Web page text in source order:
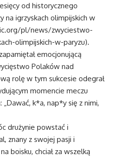
od historycznego
na igrzyskach olimpijskich w
pl/news/zwyciestwo-
olimpijskich-w-paryzu).
emocjonującą
Polaków nad
rolę w tym sukcesie odegrał
momencie meczu
„Dawać, k*a, nap*y się z nimi,
drużynie powstać i
znany z swojej pasji i
boisku, chciał za wszelką